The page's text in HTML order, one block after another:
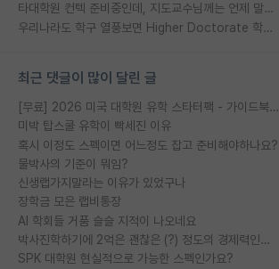
타대학원 컨텍 준비중인데, 지도교수님께는 언제 말씀드려야 할까요?
우리나라도 학구 열풍보면 Higher Doctorate 학위가 필요하다고 봅니다.
최근 댓글이 많이 달린 글
[무료] 2026 미국 대학원 유학 스타터팩 - 가이드북 & 합격자 컨택메일 템플릿
미박 탑스쿨 유학이 빡세진 이유
혹시 이정도 스펙이면 어느정도 잡고 준비해야하나요?
물박사의 기준이 뭐임?
신생랩가지말라는 이유가 있었구나
장학금 모은 랩비통장
AI 학회들 거품 슬슬 지적이 나오네요
박사진학하기에 2억은 괜찮은 (?) 정도의 경제력인가요
SPK 대학원 현실적으로 가능한 스펙인가요?